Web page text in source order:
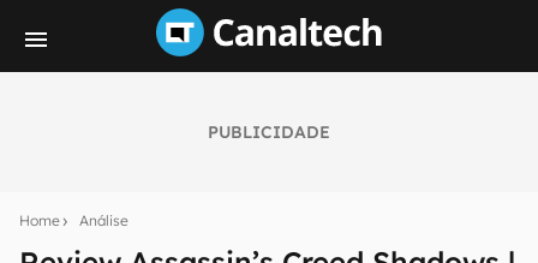
PUBLICIDADE
Home Análise
notícias e reviews sobre tecnologia em primeira
mão.